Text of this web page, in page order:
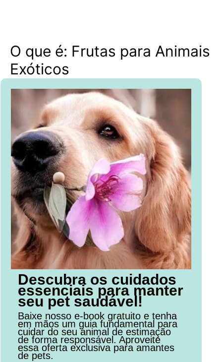
O que é: Frutas para Animais
Exóticos
Descubra os cuidados
essenciais para manter
seu pet saudável!
Baixe nosso e-book gratuito e tenha
em mãos um guia fundamental para
cuidar do seu animal de estimação
de forma responsável. Aproveite
essa oferta exclusiva para amantes
de pets.